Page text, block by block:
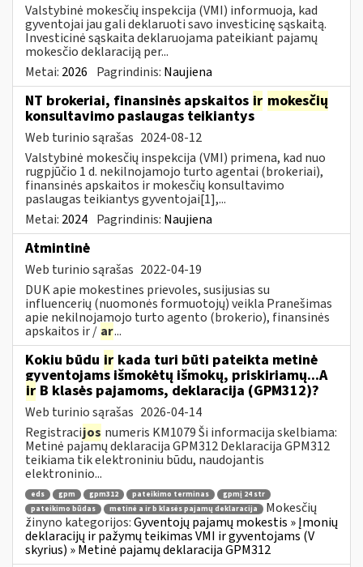
Valstybinė mokesčių inspekcija (VMI) informuoja, kad
gyventojai jau gali deklaruoti savo investicinę sąskaitą.
Investicinė sąskaita deklaruojama pateikiant pajamų
mokesčio deklaraciją per...
Metai: 2026 Pagrindinis: Naujiena
NT brokeriai, finansinės apskaitos ir mokesčių
konsultavimo paslaugas teikiantys
Web turinio sąrašas 2024-08-12
Valstybinė mokesčių inspekcija (VMI) primena, kad nuo
rugpjūčio 1 d. nekilnojamojo turto agentai (brokeriai),
finansinės apskaitos ir mokesčių konsultavimo
paslaugas teikiantys gyventojai[1],...
Metai: 2024 Pagrindinis: Naujiena
Atmintinė
Web turinio sąrašas 2022-04-19
DUK apie mokestines prievoles, susijusias su
influencerių (nuomonės formuotojų) veikla Pranešimas
apie nekilnojamojo turto agento (brokerio), finansinės
apskaitos ir / ar...
Kokiu būdu ir kada turi būti pateikta metinė
gyventojams išmokėtų išmokų, priskiriamų...A
ir B klasės pajamoms, deklaracija (GPM312)?
Web turinio sąrašas 2026-04-14
Registracijos numeris KM1079 Ši informacija skelbiama:
Metinė pajamų deklaracija GPM312 Deklaracija GPM312
teikiama tik elektroniniu būdu, naudojantis
elektroninio...
eds gpm gpm312 pateikimo terminas
gpmį 24 str
pateikimo būdas
metinė a ir b klasės pajamų deklaracija
Mokesčių
žinyno kategorijos:Gyventojų pajamų mokestis » Įmonių
deklaracijų ir pažymų teikimas VMI ir gyventojams (V
skyrius) » Metinė pajamų deklaracija GPM312